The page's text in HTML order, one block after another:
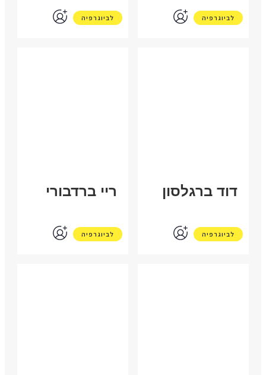
לביוגרפיה לביוגרפיה
דוד ברגלסון
לביוגרפיה
ריי ברדבורי
לביוגרפיה